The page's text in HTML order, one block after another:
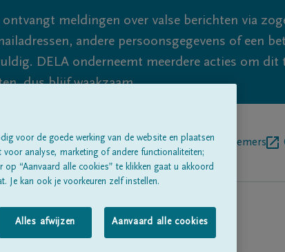
ontvangt meldingen over valse berichten via
andere persoonsgegevens of een
DELA onderneemt meerdere acties om dit
dus blijf waakzaam.
Alle rouwberichtenOver onsBegrafenisondernemers
voor de goede werking van de website en plaatsen
analyse, marketing of andere functionaliteiten;
“Aanvaard alle cookies” te klikken gaat u akkoord
Je kan ook je voorkeuren zelf instellen.
Alles afwijzen Aanvaard alle cookies